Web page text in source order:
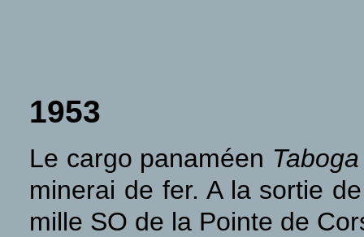
1953
Le cargo panaméen Taboga
minerai de fer. A la sortie
mille SO de la Pointe de